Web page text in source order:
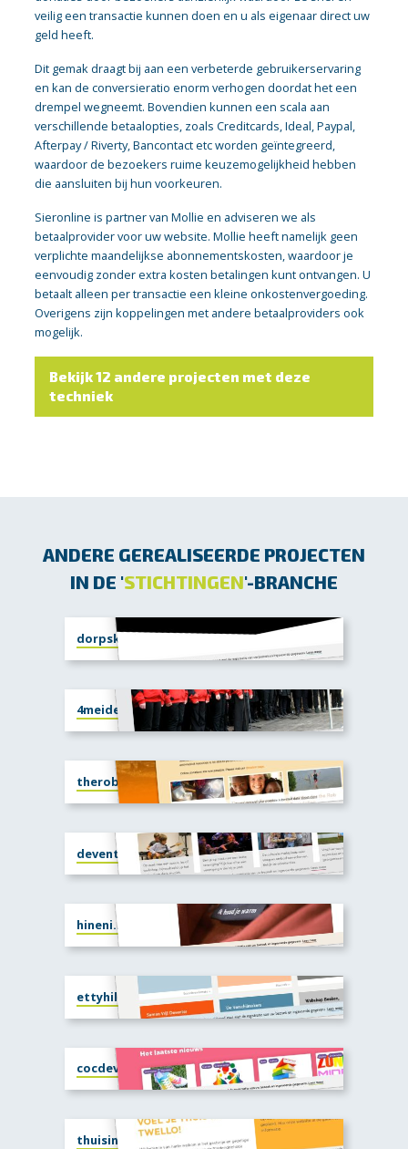
veilig een transactie kunnen doen en u als eigenaar direct uw
geld heeft.
Dit gemak draagt bij aan een verbeterde gebruikerservaring
en kan de conversieratio enorm verhogen doordat het een
drempel wegneemt. Bovendien kunnen een scala aan
verschillende betaalopties, zoals Creditcards, Ideal, Paypal,
Afterpay / Riverty, Bancontact etc worden geïntegreerd,
waardoor de bezoekers ruime keuzemogelijkheid hebben
die aansluiten bij hun voorkeuren.
Sieronline is partner van Mollie en adviseren we als
betaalprovider voor uw website. Mollie heeft namelijk geen
verplichte maandelijkse abonnementskosten, waardoor je
eenvoudig zonder extra kosten betalingen kunt ontvangen. U
betaalt alleen per transactie een kleine onkostenvergoeding.
Overigens zijn koppelingen met andere betaalproviders ook
mogelijk.
Bekijk 12 andere projecten met deze
techniek
ANDERE GEREALISEERDE PROJECTEN
IN DE 'STICHTINGEN'-BRANCHE
dorpskerkwilp.nl
4meideventer.nl
therobfoundation.com
deventercultuurlink.nl
hineni.nu
ettyhillesumcentrum.nl
cocdeventer.nl
thuisintwello.nl